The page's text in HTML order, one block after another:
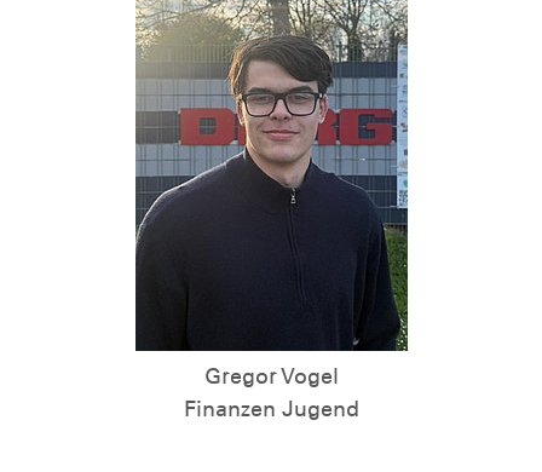
Gregor Vogel
Finanzen Jugend